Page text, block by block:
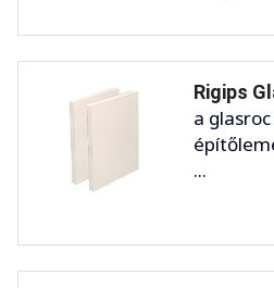
Rigips
a
...